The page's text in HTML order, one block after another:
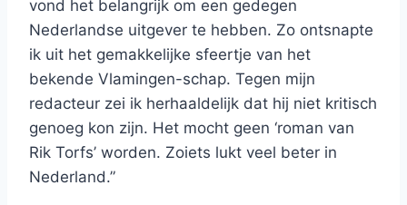
vond het belangrijk om een gedegen
Nederlandse uitgever te hebben. Zo ontsnapte
ik uit het gemakkelijke sfeertje van het
bekende Vlamingen-schap. Tegen mijn
redacteur zei ik herhaaldelijk dat hij niet kritisch
genoeg kon zijn. Het mocht geen ‘roman van
Rik Torfs’ worden. Zoiets lukt veel beter in
Nederland.”